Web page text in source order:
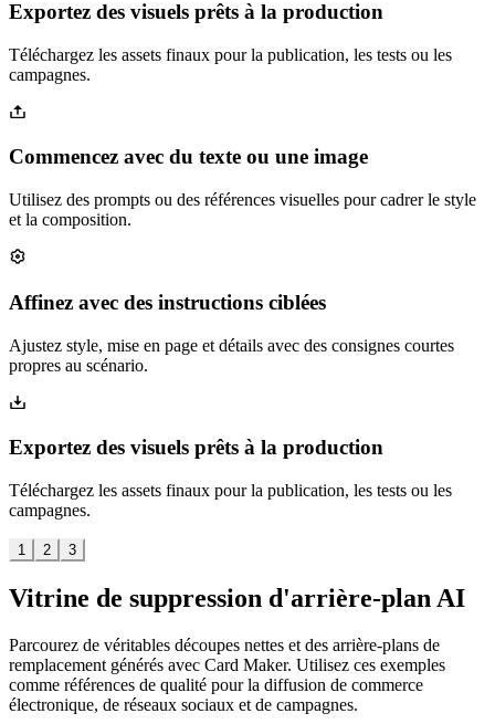
Exportez des visuels prêts à la production
Téléchargez les assets finaux pour la publication, les tests ou les
campagnes.
Commencez avec du texte ou une image
Utilisez des prompts ou des références visuelles pour cadrer le style
et la composition.
Affinez avec des instructions ciblées
Ajustez style, mise en page et détails avec des consignes courtes
propres au scénario.
Exportez des visuels prêts à la production
Téléchargez les assets finaux pour la publication, les tests ou les
campagnes.
1 2 3
Vitrine de suppression d'arrière-plan AI
Parcourez de véritables découpes nettes et des arrière-plans de
remplacement générés avec Card Maker. Utilisez ces exemples
comme références de qualité pour la diffusion de commerce
électronique, de réseaux sociaux et de campagnes.